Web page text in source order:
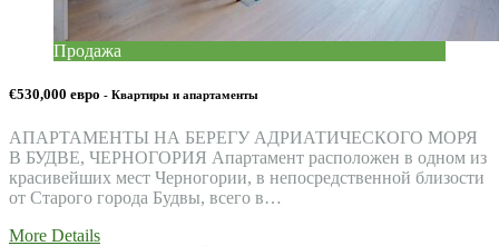
Продажа
€530,000 евро - Квартиры и апартаменты
АПАРТАМЕНТЫ НА БЕРЕГУ АДРИАТИЧЕСКОГО МОРЯ
В БУДВЕ, ЧЕРНОГОРИЯ Апартамент расположен в одном из
красивейших мест Черногории, в непосредственной близости
от Старого города Будвы, всего в…
More Details